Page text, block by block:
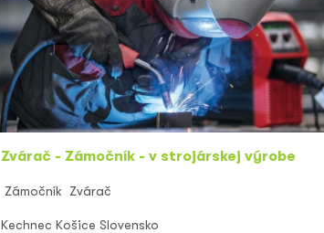
Zvárač - Zámočník - v strojárskej výrobe
Zámočník Zvárač
Kechnec Košice Slovensko